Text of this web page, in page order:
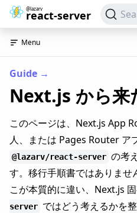
@lazarv
react-server
Menu
Guide →
Next.js から来
このページは、Next.js App
人、または Pages Router ア
@lazarv/react-server の考
す。移行手順書ではありま
こが本質的に違い、Next.js
server ではどう考えるかを整